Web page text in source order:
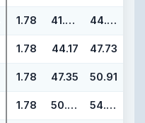
1.78 41.00 44.56
1.78 44.17 47.73
1.78 47.35 50.91
1.78 50.52 54.08